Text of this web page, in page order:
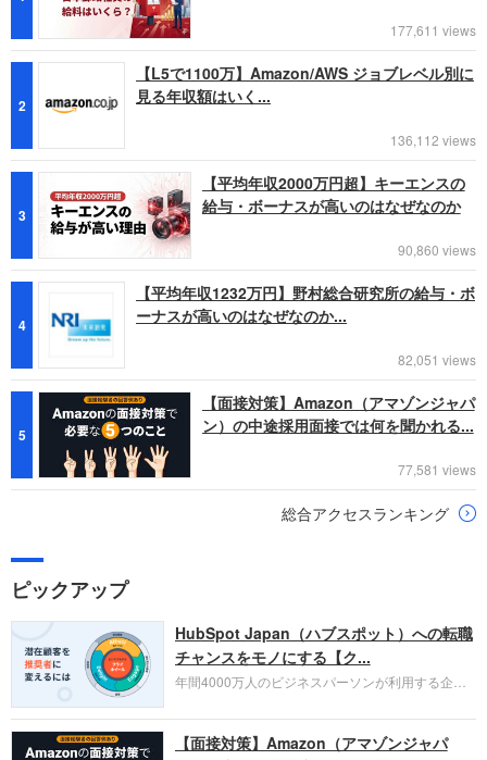
177,611 views
2
【L5で1100万】Amazon/AWS ジョブレベル別に
見る年収額はいく...
136,112 views
3
【平均年収2000万円超】キーエンスの
給与・ボーナスが高いのはなぜなのか
90,860 views
4
【平均年収1232万円】野村総合研究所の給与・ボ
ーナスが高いのはなぜなのか...
82,051 views
5
【面接対策】Amazon（アマゾンジャパ
ン）の中途採用面接では何を聞かれる...
77,581 views
総合アクセスランキング
ピックアップ
HubSpot Japan（ハブスポット）への転職
チャンスをモノにする【ク...
年間4000万人のビジネスパーソンが利用する企業
お勧めするイチオシ企業をご紹介します。今回はク
ラウド型CRMプラットフォームを提供する
【面接対策】Amazon（アマゾンジャパ